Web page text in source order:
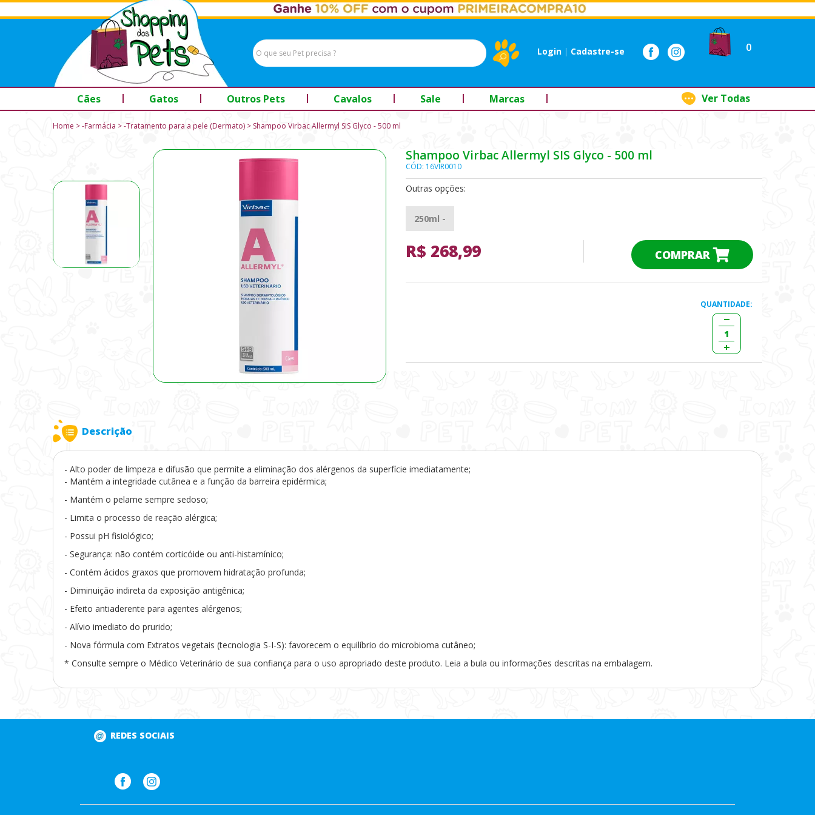
0
Login | Cadastre-se
Cães Gatos Outros Pets Cavalos Sale Marcas Ver Todas
Home -Farmácia -Tratamento para a pele (Dermato) Shampoo Virbac Allermyl SIS Glyco - 500 ml
Shampoo Virbac Allermyl SIS Glyco - 500 ml
CÓD: 16VIR0010
Outras opções:
250ml -
R$ 268,99 COMPRAR
QUANTIDADE:
Descrição
- Alto poder de limpeza e difusão que permite a eliminação dos alérgenos da superfície imediatamente;
- Mantém a integridade cutânea e a função da barreira epidérmica;
- Mantém o pelame sempre sedoso;
- Limita o processo de reação alérgica;
- Possui pH fisiológico;
- Segurança: não contém corticóide ou anti-histamínico;
- Contém ácidos graxos que promovem hidratação profunda;
- Diminuição indireta da exposição antigênica;
- Efeito antiaderente para agentes alérgenos;
- Alívio imediato do prurido;
- Nova fórmula com Extratos vegetais (tecnologia S-I-S): favorecem o equilíbrio do microbioma cutâneo;
* Consulte sempre o Médico Veterinário de sua confiança para o uso apropriado deste produto. Leia a bula ou informações descritas na embalagem.
REDES SOCIAIS